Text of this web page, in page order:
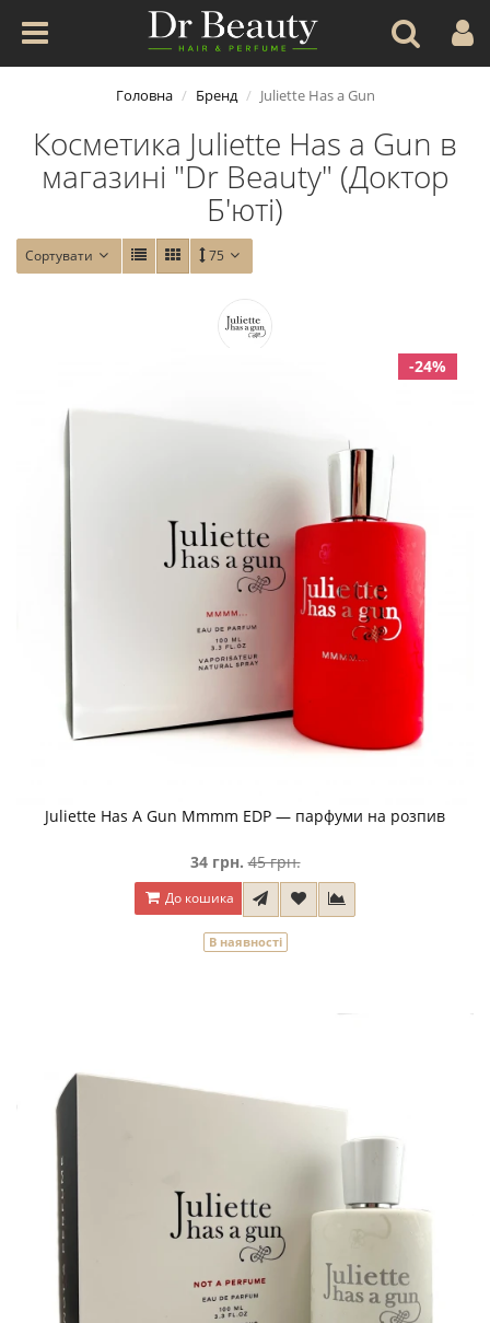
Головна Бренд Juliette Has a Gun
Косметика Juliette Has a Gun в
магазині "Dr Beauty" (Доктор
Б'юті)
Сортувати 75
-24%
Juliette Has A Gun Mmmm EDP — парфуми на розпив
34 грн. 45 грн.
До кошика
В наявності